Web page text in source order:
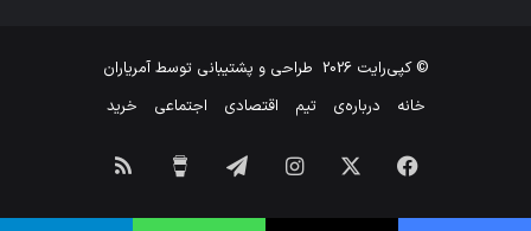
© کپی‌رایت 2026 طراحی و پشتیبانی توسطآمریاران
خانه
درباره‌ی تیم اقتصادی اجتماعی خرید
فیس
بوک
اینستاگرامتلگرام
من
خوراک